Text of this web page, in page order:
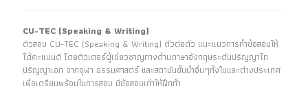
CU-TEC (Speaking & Writing)
ติวสอบ CU-TEC (Speaking & Writing) ตัวต่อตัว แนะแนวการทำข้อสอบให้
ได้คะแนนดี โดยติวเตอร์ผู้เชี่ยวชาญทางด้านภาษาอังกฤษระดับปริญญาโท
ปริญญาเอก จากจุฬา ธรรมศาสตร์ และสถาบันชั้นนำอื่นๆทั้งในและต่างประเทศ
เพื่อเตรียมพร้อมในการสอบ มีข้อสอบเก่าให้ฝึกทำ